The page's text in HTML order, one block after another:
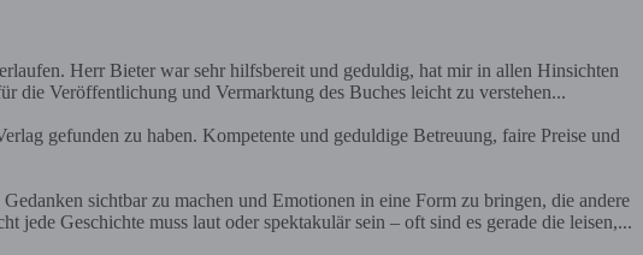
Herr Bieter war sehr hilfsbereit und geduldig, hat mir in allen Hinsichten
die Veröffentlichung und Vermarktung des Buches leicht zu verstehen...
gefunden zu haben. Kompetente und geduldige Betreuung, faire Preise und
sichtbar zu machen und Emotionen in eine Form zu bringen, die andere
Geschichte muss laut oder spektakulär sein – oft sind es gerade die leisen,...